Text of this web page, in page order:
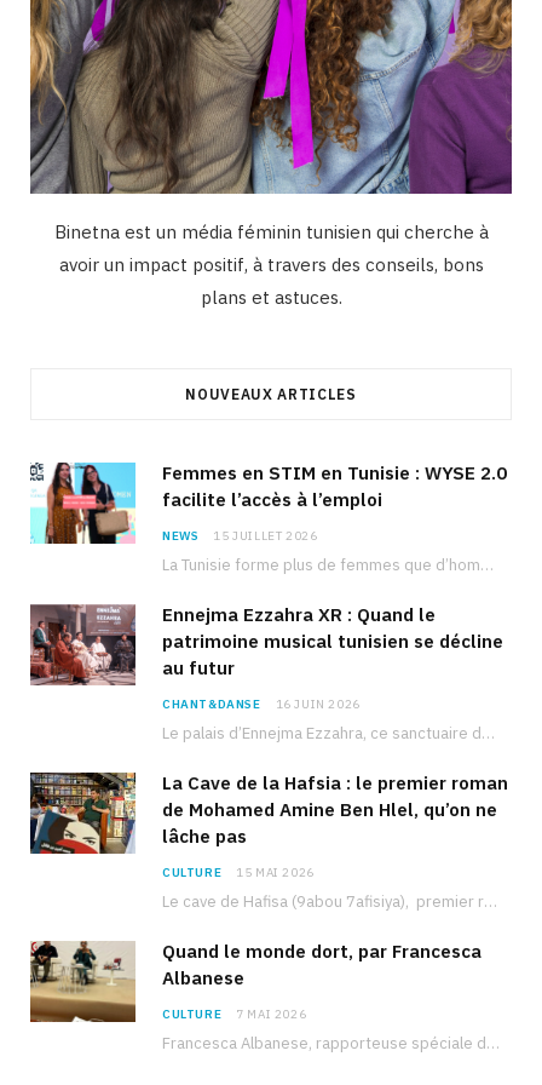
Binetna est un média féminin tunisien qui cherche à
avoir un impact positif, à travers des conseils, bons
plans et astuces.
NOUVEAUX ARTICLES
Femmes en STIM en Tunisie : WYSE 2.0
facilite l’accès à l’emploi
NEWS 15 JUILLET 2026
La Tunisie forme plus de femmes que d’hommes dans les filières scientifiques. Pourtant, pour beaucoup…
Ennejma Ezzahra XR : Quand le
patrimoine musical tunisien se décline
au futur
CHANT&DANSE 16 JUIN 2026
Le palais d’Ennejma Ezzahra, ce sanctuaire de la musique tunisienne et méditerranéenne construit par le…
La Cave de la Hafsia : le premier roman
de Mohamed Amine Ben Hlel, qu’on ne
lâche pas
CULTURE 15 MAI 2026
Le cave de Hafisa (9abou 7afisiya), premier roman du journaliste tunisien Mohamed Amine Ben Hlel,…
Quand le monde dort, par Francesca
Albanese
CULTURE 7 MAI 2026
Francesca Albanese, rapporteuse spéciale de l’ONU sur les territoires palestiniens occupés, était à Tunis pour…